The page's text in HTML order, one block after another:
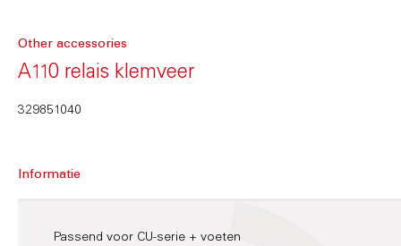
Other accessories
A110 relais klemveer
329851040
Informatie
Passend voor CU-serie + voeten